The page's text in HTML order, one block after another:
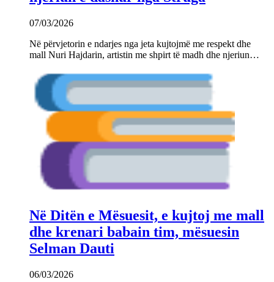
07/03/2026
Në përvjetorin e ndarjes nga jeta kujtojmë me respekt dhe
mall Nuri Hajdarin, artistin me shpirt të madh dhe njeriun…
Në Ditën e Mësuesit, e kujtoj me mall
dhe krenari babain tim, mësuesin
Selman Dauti
06/03/2026